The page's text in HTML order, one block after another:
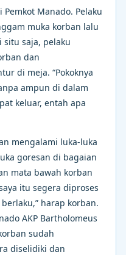
Manado. Pelaku
muka korban lalu
situ saja, pelaku
dan
di meja. “Pokoknya
ampun di dalam
keluar, entah apa
mengalami luka-luka
goresan di bagaian
mata bawah korban
itu segera diproses
harap korban.
AKP Bartholomeus
sudah
diselidiki dan